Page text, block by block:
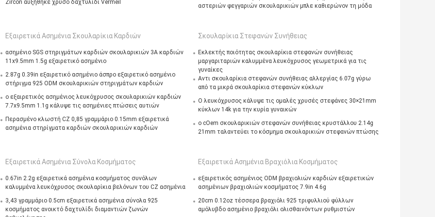
Zircon αυξήθηκε χρυσό δαχτυλίδι Vermeil
αστεριών φεγγαριών σκουλαρικιών μπλε καθιερώνον τη μόδα
Εξαιρετικά Ασημένια Σκουλαρίκια Καρδιών
ασημένιο SGS στηριγμάτων καρδιών σκουλαρικιών 3A καρδιών
11x9.5mm 1.5g εξαιρετικό ασημένιο
2.87g 0.39in εξαιρετικό ασημένιο άσπρο εξαιρετικό ασημένιο
στήριγμα 925 ODM σκουλαρικιών στηριγμάτων καρδιών
ο εξαιρετικός ασημένιος λευκόχρυσος σκουλαρικιών καρδιών
7.7x9.5mm 1.1g κάλυψε τις ασημένιες πτώσεις αυτιών
Περασμένο κλωστή CZ 0,85 γραμμάριο 0.15mm εξαιρετικά
ασημένια στηρίγματα καρδιών σκουλαρικιών καρδιών
Σκουλαρίκια Στεφανών Συνήθειας
Εκλεκτής ποιότητας σκουλαρίκια στεφανών συνήθειας
μαργαριταριών καλυμμένα λευκόχρυσος γεωμετρικά για τις
γυναίκες
Αντι σκουλαρίκια στεφανών συνήθειας αλλεργίας 6.07g γύρω
από τα μικρά σκουλαρίκια στεφανών κύκλων
Ο λευκόχρυσος κάλυψε τις ομαλές χρυσές στεφάνες 30×21mm
κύκλων 14k για την κυρία γυναικών
ο cOem σκουλαρικιών στεφανών συνήθειας κρυστάλλου 2.14g
21mm ταλαντεύει το κόσμημα σκουλαρικιών στεφανών πτώσης
Εξαιρετικά Ασημένια Σύνολα Κοσμήματος
0.67in 2.2g εξαιρετικά ασημένια κοσμήματος συνόλων
καλυμμένα λευκόχρυσος σκουλαρίκια βελόνων του CZ ασημένια
3,43 γραμμάριο 0.5cm εξαιρετικά ασημένια σύνολα 925
κοσμήματος ανοικτό δαχτυλίδι διαμαντιών ζωνών
Εξαιρετικά Ασημένια Βραχιόλια Κοσμήματος
εξαιρετικός ασημένιος ODM βραχιολιών καρδιών εξαιρετικών
ασημένιων βραχιολιών κοσμήματος 7.9in 4.6g
20cm 0.12oz τέσσερα βραχιόλι 925 τριφυλλιού φύλλων
αμόλυβδο ασημένιο βραχιόλι ολισθαινόντων ρυθμιστών